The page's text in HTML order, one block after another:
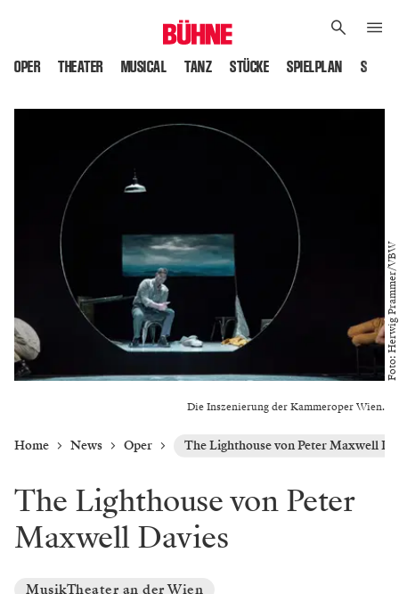
OPER THEATER MUSICAL TANZ STÜCKE SPIELPLAN
Die Inszenierung der Kammeroper Wien.
Foto: Herwig Prammer/VBW
Home News Oper The Lighthouse von Peter Maxwell
The Lighthouse von Peter
Maxwell Davies
MusikTheater an der Wien